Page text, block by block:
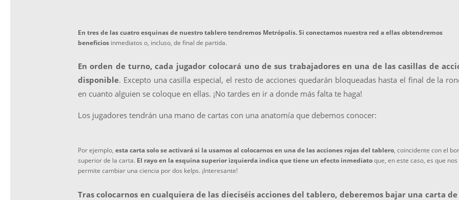
En tres de las cuatro esquinas de nuestro tablero tendremos Metrópolis. Si conectamos nuestra red a ellas obtendremos
beneficios inmediatos o, incluso, de final de partida.
En orden de turno, cada jugador colocará uno de sus trabajadores en una de las casillas de
disponible. Excepto una casilla especial, el resto de acciones quedarán bloqueadas hasta el final de la
en cuanto alguien se coloque en ellas. ¡No tardes en ir a donde más falta te haga!
Los jugadores tendrán una mano de cartas con una anatomía que debemos conocer:
Por ejemplo, esta carta solo se activará si la usamos al colocarnos en una de las acciones rojas del tablero, coincidente con el
superior de la carta. El rayo en la esquina superior izquierda indica que tiene un efecto inmediatoque, en este caso, es que nos
permite cambiar una ciencia por dos kelps. ¡Interesante!
Tras colocarnos en cualquiera de las dieciséis acciones del tablero, deberemos bajar una carta de